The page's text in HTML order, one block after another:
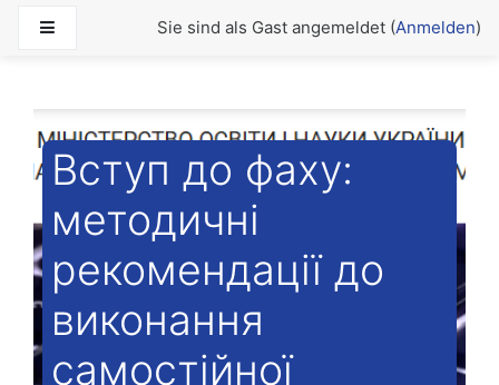
Website-ÜbersichtSie sind als Gast angemeldet (Anmelden)
Вступ до фаху:
методичні
рекомендації до
виконання
самостійної